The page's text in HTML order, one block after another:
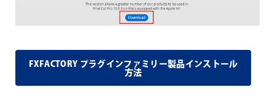
FXFACTORY プラグインファミリー製品インストール
方法